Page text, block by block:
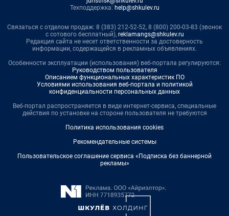
Техподдержка: help@shkulev.ru
Связаться с отделом продаж: 8 (383) 212-52-52, 8 (800) 200-03-83 (звонок
с сотового бесплатный), reklamangs@shkulev.ru
Редакция сайта не несет ответственности за достоверность
информации, содержащейся в рекламных объявлениях.
Особенности эксплуатации (использования) веб-портала регулируются:
Руководством пользователя
Описанием функциональных характеристик ПО
Условиями использования веб-портала и политикой
конфиденциальности персональных данных
Веб-портал распространяется в виде интернет-сервиса, специальные
действия по установке на стороне пользователя не требуются
Политика использования cookies
Рекомендательные системы
Пользовательское соглашение сервиса «Подписка без баннерной
рекламы»